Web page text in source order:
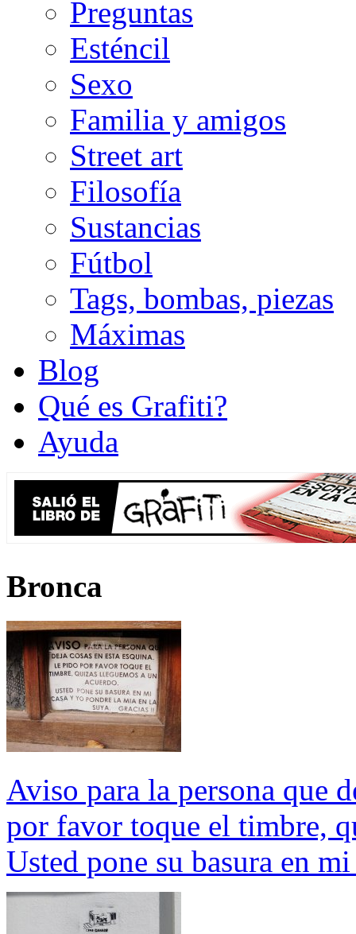
Preguntas
Esténcil
Sexo
Familia y amigos
Street art
Filosofía
Sustancias
Fútbol
Tags, bombas, piezas
Máximas
Blog
Qué es Grafiti?
Ayuda
Bronca
Aviso para la persona que
por favor toque el timbre,
Usted pone su basura en mi